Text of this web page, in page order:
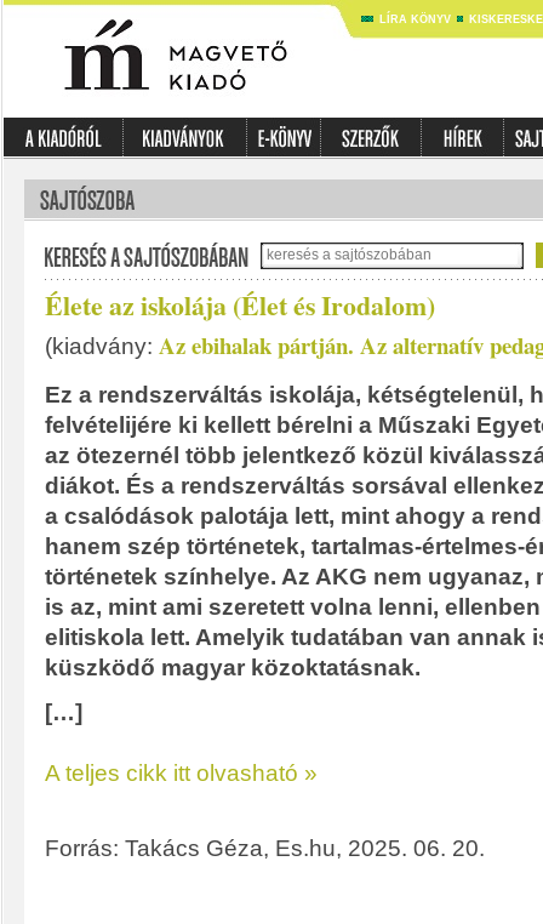
LÍRA KÖNYV
Élete az iskolája (Élet és Irodalom)
(kiadvány: Az ebihalak pártján. Az alternatív
Ez a rendszerváltás iskolája, kétségtelenül,
felvételijére ki kellett bérelni a Műszaki
az ötezernél több jelentkező közül
diákot. És a rendszerváltás sorsával
a csalódások palotája lett, mint ahogy a
hanem szép történetek, tartalmas-értelmes-
történetek színhelye. Az AKG nem ugyanaz,
is az, mint ami szeretett volna lenni,
elitiskola lett. Amelyik tudatában van annak
küszködő magyar közoktatásnak.
[…]
A teljes cikk itt olvasható »
Forrás: Takács Géza, Es.hu, 2025. 06. 20.